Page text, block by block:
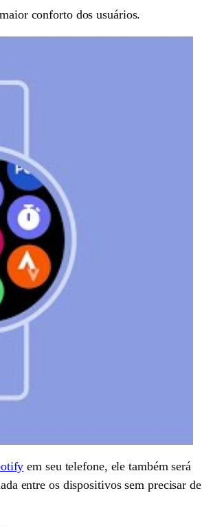
conforto dos usuários.
em seu telefone, ele também será
entre os dispositivos sem precisar de